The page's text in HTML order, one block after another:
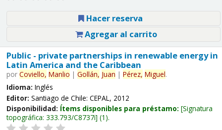
Hacer reserva
Agregar al carrito
Public - private partnerships in renewable energy in
Latin America and the Caribbean
por Coviello, Manlio | Gollán, Juan | Pérez, Miguel.
Idioma: Inglés
Editor: Santiago de Chile: CEPAL, 2012
Disponibilidad: Ítems disponibles para préstamo: Signatura
topográfica: 333.793/C8737i (1).